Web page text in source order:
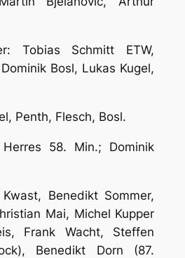
Tobias Schmitt ETW,
Bosl, Lukas Kugel,
Penth, Flesch, Bosl.
58. Min.; Dominik
Benedikt Sommer,
Mai, Michel Kupper
Frank Wacht, Steffen
Benedikt Dorn (87.